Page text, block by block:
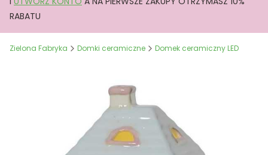
RABATU
Zielona Fabryka Domki ceramiczne Domek ceramiczny LED